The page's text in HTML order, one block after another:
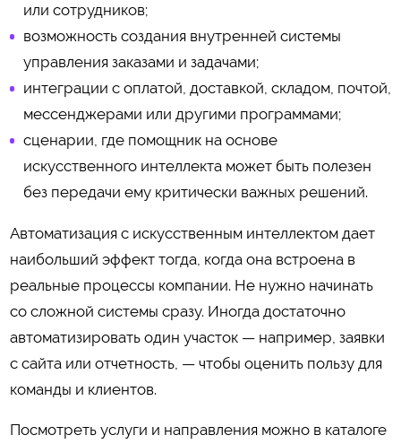
или сотрудников;
возможность создания внутренней системы
управления заказами и задачами;
интеграции с оплатой, доставкой, складом, почтой,
мессенджерами или другими программами;
сценарии, где помощник на основе
искусственного интеллекта может быть полезен
без передачи ему критически важных решений.
Автоматизация с искусственным интеллектом дает
наибольший эффект тогда, когда она встроена в
реальные процессы компании. Не нужно начинать
со сложной системы сразу. Иногда достаточно
автоматизировать один участок — например, заявки
с сайта или отчетность, — чтобы оценить пользу для
команды и клиентов.
Посмотреть услуги и направления можно в каталоге